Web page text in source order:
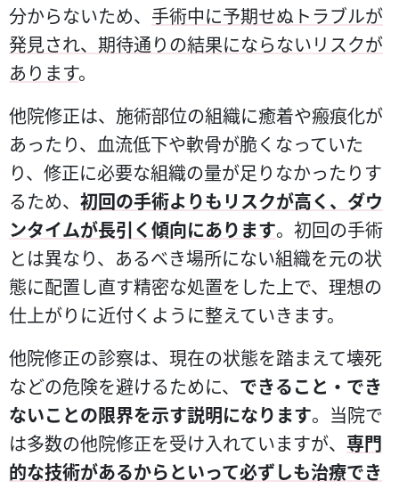
分からないため、 手術中に予期せぬトラブルが
発見され、期待通りの結果にならないリスクが
あります。
他院修正は、施術部位の組織に癒着や瘢痕化が
あったり、血流低下や軟骨が脆くなっていた
り、修正に必要な組織の量が足りなかったりす
るため、 初回の手術よりもリスクが高く、ダウ
ンタイムが長引く傾向にあります。初回の手術
とは異なり、あるべき場所にない組織を元の状
態に配置し直す精密な処置をした上で、理想の
仕上がりに近付くように整えていきます。
他院修正の診察は、現在の状態を踏まえて壊死
などの危険を避けるために、 できること・でき
ないことの限界を示す説明になります。当院で
は多数の他院修正を受け入れていますが、 専門
的な技術があるからといって必ずしも治療でき